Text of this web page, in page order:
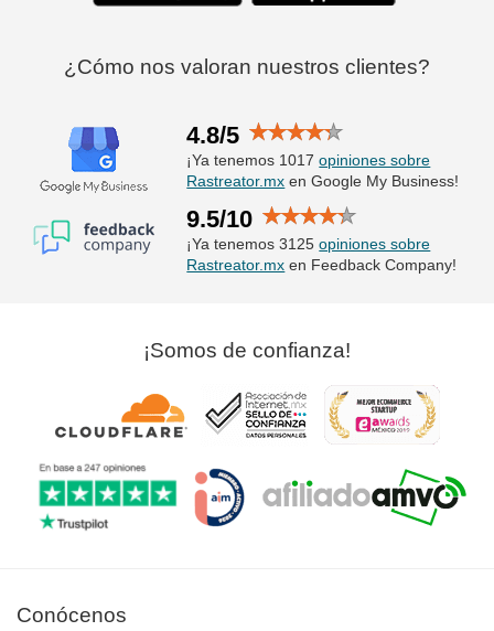
¿Cómo nos valoran nuestros clientes?
4.8/5
¡Ya tenemos 1017opiniones sobre
Rastreator.mx en Google My Business!
9.5/10
¡Ya tenemos 3125opiniones sobre
Rastreator.mx en Feedback Company!
¡Somos de confianza!
Conócenos